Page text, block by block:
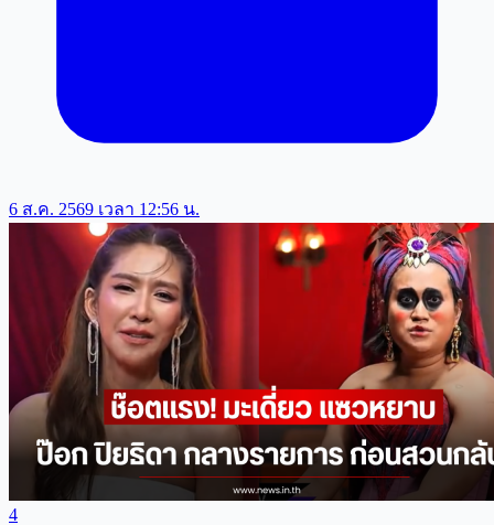
6 ส.ค. 2569 เวลา 12:56 น.
4